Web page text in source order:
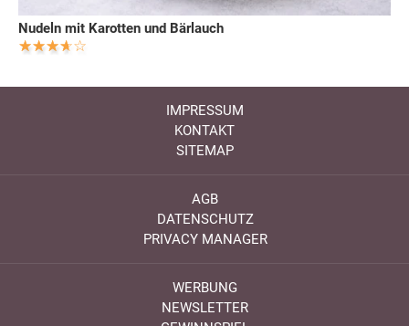
Nudeln mit Karotten und Bärlauch
IMPRESSUM
KONTAKT
SITEMAP
AGB
DATENSCHUTZ
PRIVACY MANAGER
WERBUNG
NEWSLETTER